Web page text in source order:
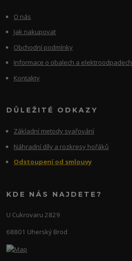
O nás
Jak nakupovat
Obchodní podmínky
Informace o obalech a elektroodpadech
Kontakty
DŮLEŽITÉ ODKAZY
Základní metody svařování
Náhradní díly a rozkresy hořáků
Odstoupení od smlouvy
KDE NÁS NAJDETE?
U Cukrovaru 2829
68801 Uherský Brod